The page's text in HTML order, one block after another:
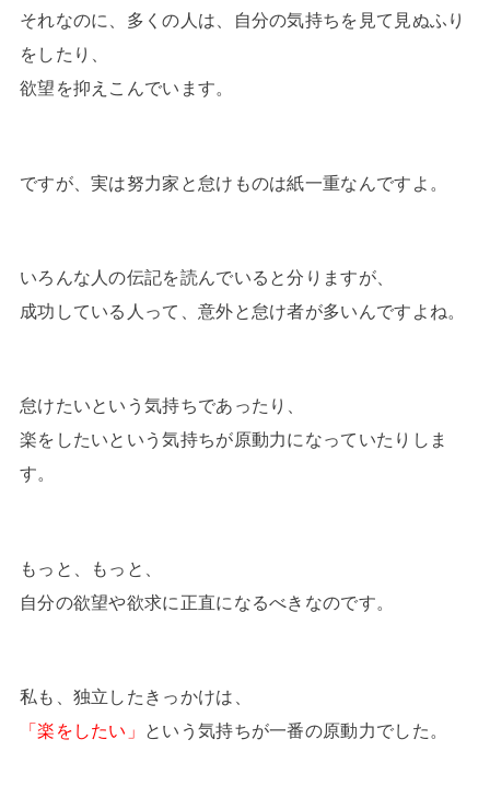
それなのに、多くの人は、自分の気持ちを見て見ぬふり
をしたり、
欲望を抑えこんでいます。
ですが、実は努力家と怠けものは紙一重なんですよ。
いろんな人の伝記を読んでいると分りますが、
成功している人って、意外と怠け者が多いんですよね。
怠けたいという気持ちであったり、
楽をしたいという気持ちが原動力になっていたりしま
す。
もっと、もっと、
自分の欲望や欲求に正直になるべきなのです。
私も、独立したきっかけは、
「楽をしたい」
という気持ちが一番の原動力でした。